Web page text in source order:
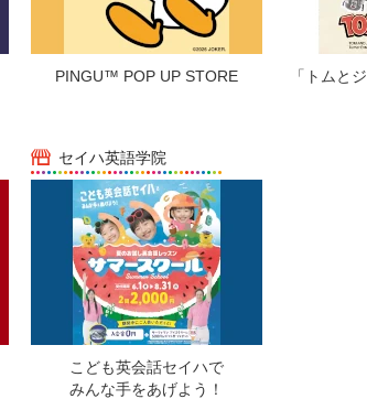
PINGU™ POP UP STORE 「トムと
セイハ英語学院
こども英会話セイハで
みんな手をあげよう！